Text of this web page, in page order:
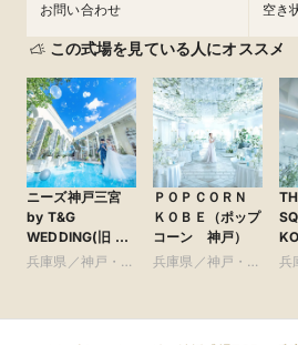
お問い合わせ 空き
この式場を見ている人にオススメ
ニーズ神戸三宮
by T&G
WEDDING(旧 ベ
イサイド迎賓館
兵庫県／神戸・淡
ＰＯＰＣＯＲＮ
ＫＯＢＥ（ポップ
コーン 神戸）
兵庫県／神戸・淡
ス
兵